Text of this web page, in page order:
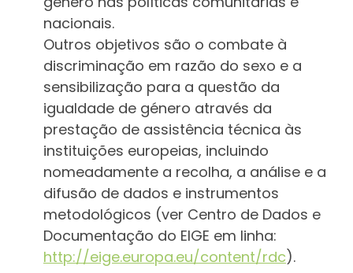
nacionais.
Outros objetivos são o combate à
discriminação em razão do sexo e a
sensibilização para a questão da
igualdade de género através da
prestação de assistência técnica às
instituições europeias, incluindo
nomeadamente a recolha, a análise e a
difusão de dados e instrumentos
metodológicos (ver Centro de Dados e
Documentação do EIGE em linha:
http://eige.europa.eu/content/rdc).